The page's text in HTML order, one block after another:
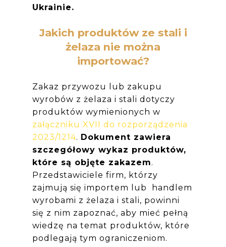
Ukrainie.
Jakich produktów ze stali i
żelaza nie można
importować?
Zakaz przywozu lub zakupu
wyrobów z żelaza i stali dotyczy
produktów wymienionych w
załączniku XVII do rozporządzenia
2023/1214. Dokument zawiera
szczegółowy wykaz produktów,
które są objęte zakazem.
Przedstawiciele firm, którzy
zajmują się importem lub handlem
wyrobami z żelaza i stali, powinni
się z nim zapoznać, aby mieć pełną
wiedzę na temat produktów, które
podlegają tym ograniczeniom.